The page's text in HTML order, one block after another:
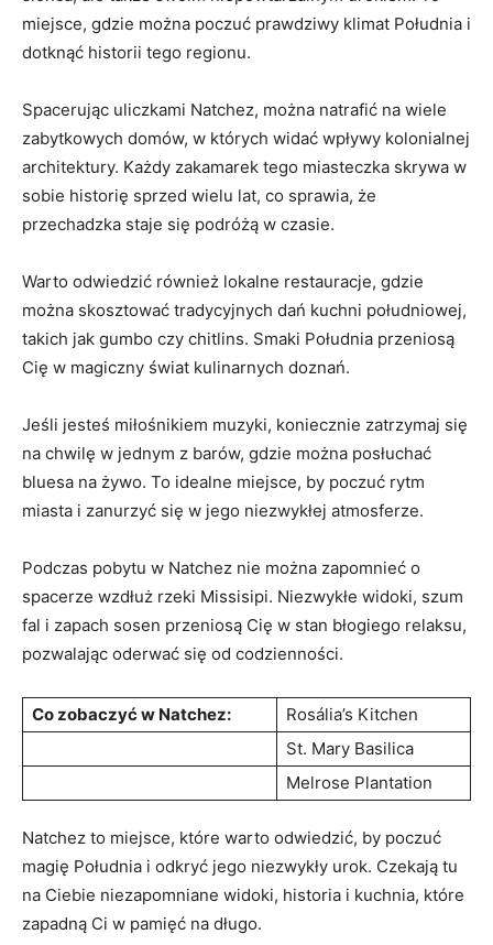
miejsce, gdzie można poczuć prawdziwy klimat Południa i
dotknąć historii tego regionu.
Spacerując uliczkami Natchez, można natrafić na wiele
zabytkowych domów, w których widać wpływy kolonialnej
architektury. Każdy zakamarek tego miasteczka skrywa w
sobie historię sprzed wielu lat, co sprawia, że
przechadzka staje się podróżą w czasie.
Warto odwiedzić również lokalne restauracje, gdzie
można skosztować tradycyjnych dań kuchni południowej,
takich jak gumbo czy chitlins. Smaki Południa przeniosą
Cię w magiczny świat kulinarnych doznań.
Jeśli jesteś miłośnikiem muzyki, koniecznie zatrzymaj się
na chwilę w jednym z barów, gdzie można posłuchać
bluesa na żywo. To idealne miejsce, by poczuć rytm
miasta i zanurzyć się w jego niezwykłej atmosferze.
Podczas pobytu w Natchez nie można zapomnieć o
spacerze wzdłuż rzeki Missisipi. Niezwykłe widoki, szum
fal i zapach sosen przeniosą Cię w stan błogiego relaksu,
pozwalając oderwać się od codzienności.
Co zobaczyć w Natchez:
Rosália’s Kitchen
St. Mary Basilica
Melrose Plantation
Natchez to miejsce, które warto odwiedzić, by poczuć
magię Południa i odkryć jego niezwykły urok. Czekają tu
na Ciebie niezapomniane widoki, historia i kuchnia, które
zapadną Ci w pamięć na długo.